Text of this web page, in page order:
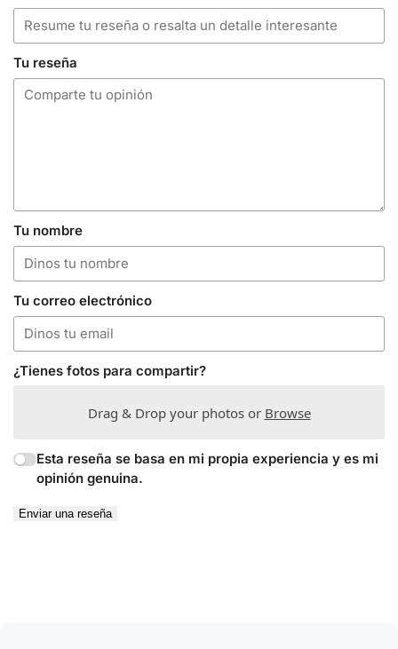
Tu reseña
Tu nombre
Tu correo electrónico
¿Tienes fotos para compartir?
Drag & Drop your photos or Browse
Esta reseña se basa en mi propia experiencia y es mi
opinión genuina.
Enviar una reseña